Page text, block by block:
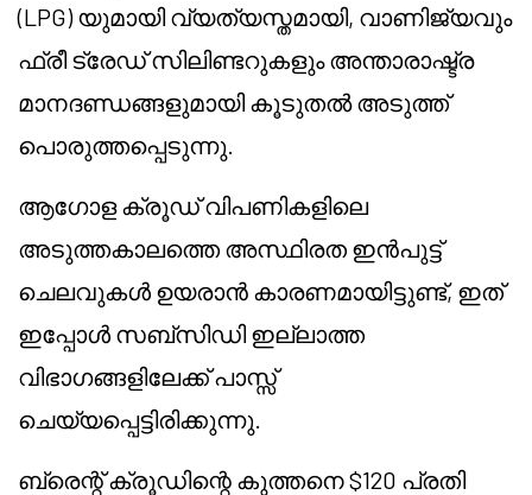
(LPG) യുമായി വ്യത്യസ്തമായി, വാണിജ്യവും
ഫ്രീ ട്രേഡ് സിലിണ്ടറുകളും അന്താരാഷ്ട്ര
മാനദണ്ഡങ്ങളുമായി കൂടുതൽ അടുത്ത്
പൊരുത്തപ്പെടുന്നു.
ആഗോള ക്രൂഡ് വിപണികളിലെ
അടുത്തകാലത്തെ അസ്ഥിരത ഇൻപുട്ട്
ചെലവുകൾ ഉയരാൻ കാരണമായിട്ടുണ്ട്, ഇത്
ഇപ്പോൾ സബ്സിഡി ഇല്ലാത്ത
വിഭാഗങ്ങളിലേക്ക് പാസ്സ്
ചെയ്യപ്പെട്ടിരിക്കുന്നു.
ബ്രെന്റ് ക്രൂഡിന്റെ കുത്തനെ $120 പ്രതി